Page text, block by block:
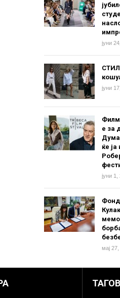
јуни
јуни
е за
Дума
ќе
јуни 1,
мај